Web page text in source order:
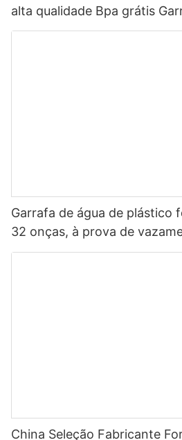
alta qualidade Bpa grátis
plástica Tritan ecológica
Garrafa de água de plástico
32 onças, à prova de
esportes, com marcador de
China Seleção Fabricante